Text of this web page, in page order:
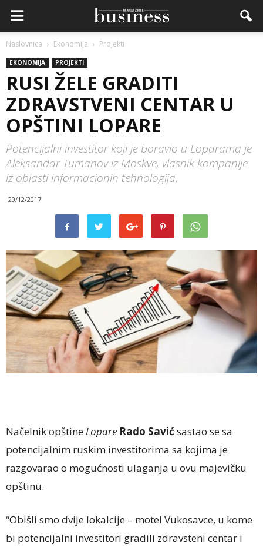
Naslovnica Ekonomija Projekti
EKONOMIJA PROJEKTI
RUSI ŽELE GRADITI
ZDRAVSTVENI CENTAR U
OPŠTINI LOPARE
Potencijalni investitor koji je boravio u Loparama je
Aleksandar Tumanov iz Moskve, vlasnik kompanije
iz oblasti informacionih tehnologija.
20/12/2017
Načelnik opštine Lopare Rado Savić sastao se sa
potencijalnim ruskim investitorima sa kojima je
razgovarao o mogućnosti ulaganja u ovu majevičku
opštinu.
“Obišli smo dvije lokalcije – motel Vukosavce, u kome
bi potencijalni investitori gradili zdravsteni centar i